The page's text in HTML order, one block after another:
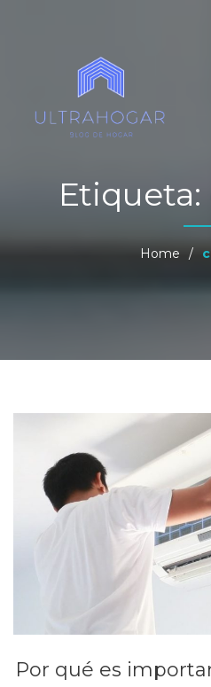
Etiqueta:
Home /
Por qué es